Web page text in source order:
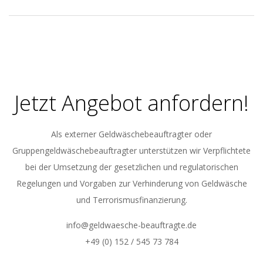
Jetzt Angebot anfordern!
Als externer Geldwäschebeauftragter oder
Gruppengeldwäschebeauftragter unterstützen wir Verpflichtete
bei der Umsetzung der gesetzlichen und regulatorischen
Regelungen und Vorgaben zur Verhinderung von Geldwäsche
und Terrorismusfinanzierung.
info@geldwaesche-beauftragte.de
+49 (0) 152 / 545 73 784